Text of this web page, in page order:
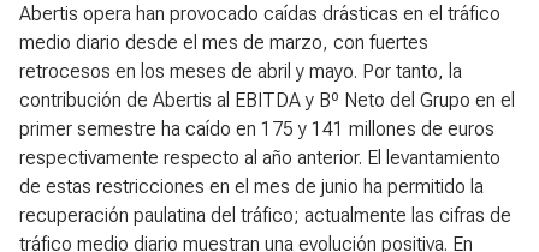
Abertis opera han provocado caídas drásticas en el tráfico
medio diario desde el mes de marzo, con fuertes
retrocesos en los meses de abril y mayo. Por tanto, la
contribución de Abertis al EBITDA y Bº Neto del Grupo en el
primer semestre ha caído en 175 y 141 millones de euros
respectivamente respecto al año anterior. El levantamiento
de estas restricciones en el mes de junio ha permitido la
recuperación paulatina del tráfico; actualmente las cifras de
tráfico medio diario muestran una evolución positiva. En